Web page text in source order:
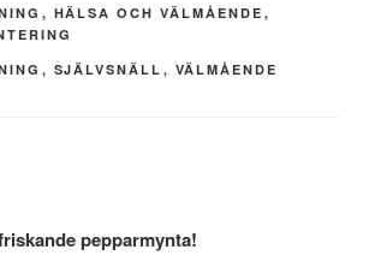
, HÄLSA OCH VÄLMÅENDE ,
, SJÄLVSNÄLL , VÄLMÅENDE
pepparmynta!